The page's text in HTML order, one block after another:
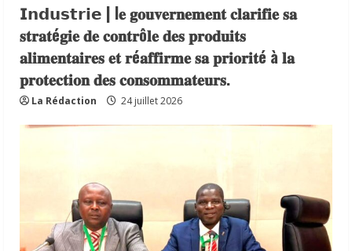
𝗜𝗻𝗱𝘂𝘀𝘁𝗿𝗶𝗲 | l𝐞 𝐠𝐨𝐮𝐯𝐞𝐫𝐧𝐞𝐦𝐞𝐧𝐭 𝐜𝐥𝐚𝐫𝐢𝐟𝐢𝐞 𝐬𝐚
𝐬𝐭𝐫𝐚𝐭é𝐠𝐢𝐞 𝐝𝐞 𝐜𝐨𝐧𝐭𝐫ô𝐥𝐞 𝐝𝐞𝐬 𝐩𝐫𝐨𝐝𝐮𝐢𝐭𝐬
𝐚𝐥𝐢𝐦𝐞𝐧𝐭𝐚𝐢𝐫𝐞𝐬 𝐞𝐭 𝐫é𝐚𝐟𝐟𝐢𝐫𝐦𝐞 𝐬𝐚 𝐩𝐫𝐢𝐨𝐫𝐢𝐭é à 𝐥𝐚
𝐩𝐫𝐨𝐭𝐞𝐜𝐭𝐢𝐨𝐧 𝐝𝐞𝐬 𝐜𝐨𝐧𝐬𝐨𝐦𝐦𝐚𝐭𝐞𝐮𝐫𝐬.
La Rédaction 24 juillet 2026